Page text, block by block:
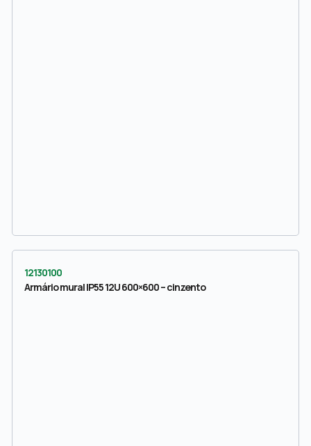
12130100
Armário mural IP55 12U 600×600 – cinzento